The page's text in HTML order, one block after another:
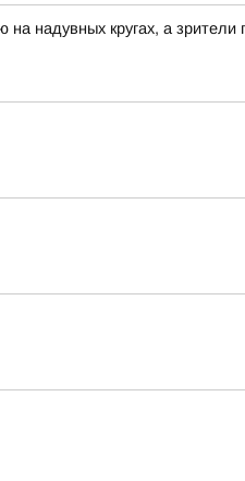
надувных кругах, а